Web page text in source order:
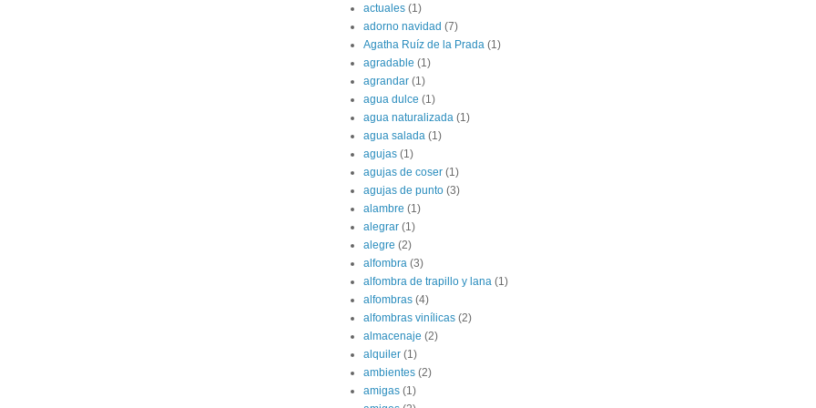
actuales (1)
adorno navidad (7)
Agatha Ruíz de la Prada (1)
agradable (1)
agrandar (1)
agua dulce (1)
agua naturalizada (1)
agua salada (1)
agujas (1)
agujas de coser (1)
agujas de punto (3)
alambre (1)
alegrar (1)
alegre (2)
alfombra (3)
alfombra de trapillo y lana (1)
alfombras (4)
alfombras vinílicas (2)
almacenaje (2)
alquiler (1)
ambientes (2)
amigas (1)